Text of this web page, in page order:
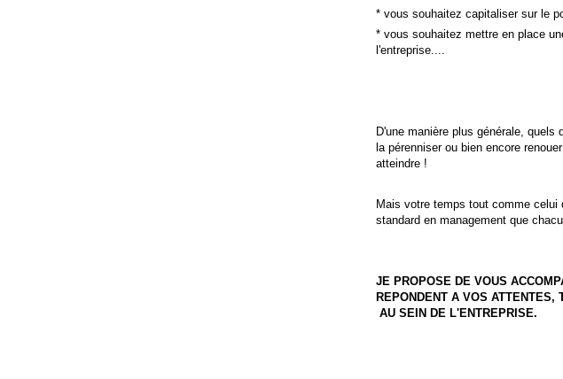
* vous souhaitez capitaliser sur le
* vous souhaitez mettre en place
l'entreprise....
D'une manière plus générale,
la pérenniser ou bien encore
atteindre !
Mais votre temps tout comme
standard en management que
JE PROPOSE DE VOUS
REPONDENT A VOS
AU SEIN DE L'ENTREPRISE.